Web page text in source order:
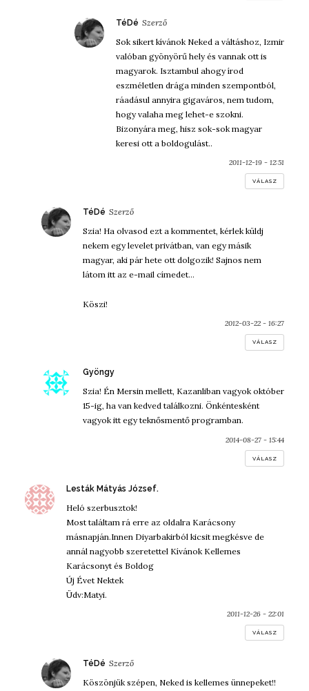
TéDé szerint:
Sok sikert kívánok Neked a váltáshoz, Izmir
valóban gyönyörű hely és vannak ott is
magyarok. Isztambul ahogy írod
eszméletlen drága minden szempontból,
ráadásul annyira gigaváros, nem tudom,
hogy valaha meg lehet-e szokni.
Bizonyára meg, hisz sok-sok magyar
keresi ott a boldogulást..
2011-12-19 - 12:51
VÁLASZ
TéDé szerint:
Szia! Ha olvasod ezt a kommentet, kérlek küldj
nekem egy levelet privátban, van egy másik
magyar, aki pár hete ott dolgozik! Sajnos nem
látom itt az e-mail címedet…
Köszi!
2012-03-22 - 16:27
VÁLASZ
Gyöngyszerint:
Szia! Én Mersin mellett, Kazanliban vagyok október
15-ig, ha van kedved találkozni. Önkéntesként
vagyok itt egy teknősmentő programban.
2014-08-27 - 15:44
VÁLASZ
Lesták Mátyás József.
Heló szerbusztok!
Most találtam rá erre az oldalra Karácsony
másnapján.Innen Diyarbakirból kicsit megkésve de
annál nagyobb szeretettel Kívánok Kellemes
Karácsonyt és Boldog
Új Évet Nektek
Üdv:Matyi.
2011-12-26 - 22:01
VÁLASZ
TéDé szerint:
Köszönjük szépen, Neked is kellemes ünnepeket!!